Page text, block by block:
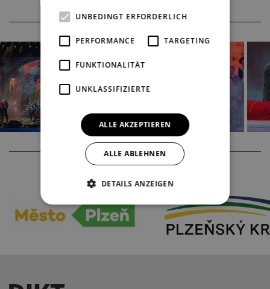
THEATERPARTNER
UNBEDINGT ERFORDERLICH
PERFORMANCE TARGETING
FUNKTIONALITÄT
UNKLASSIFIZIERTE
ALLE AKZEPTIEREN
ALLE ABLEHNEN
DETAILS ANZEIGEN